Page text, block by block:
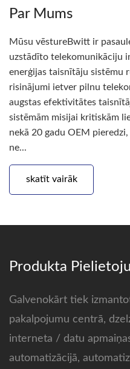
Par Mums
Mūsu vēstureBwitt ir
uzstādīto telekomunikāciju
enerģijas taisnītāju sistēmu
risinājumi ietver pilnu
augstas efektivitātes
sistēmām misijai kritiskām
nekā 20 gadu OEM
ne...
skatīt vairāk
Produkta
Galvenokārt tiek
pakalpojumu centrā,
interneta / datu
automatizācijā,